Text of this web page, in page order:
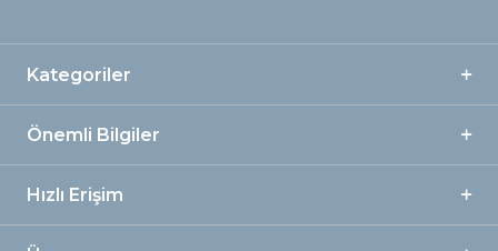
Kategoriler
Önemli Bilgiler
Hızlı Erişim